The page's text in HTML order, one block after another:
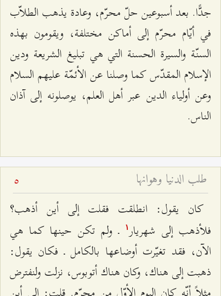
جدًّا. بعد أسبوعين حلّ محرّم، وعادة يذهب الطلاّب
في أيّام محرّم إلى أماكن مختلفة، ويقومون بهذه
السنّة والسيرة الحسنة التي هي تبليغ الشريعة ودين
الإسلام المقدّس كما وصلنا عن الأئمّة عليهم السلام
وعن أولياء الدين عبر أهل العلم، يوصلونه إلى آذان
الناس.
طلب الدنيا وهوانها 5
كان يقول: انطلقت فقلت إلى أين أذهب؟
فلأذهب إلى شهريار۱
ـ ولم تكن حينها كما هي
الآن، فقد تغيّرت أوضاعها بالكامل ـ فكان يقول:
ذهبت إلى هناك، وكان هناك أتوبوس، نزلت ولنفترض